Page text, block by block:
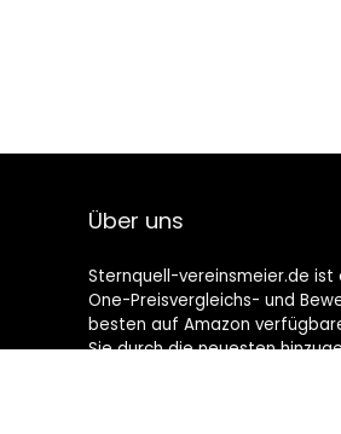
Über uns
Sternquell-vereinsmeier.de
One-Preisvergleichs- und
besten auf Amazon
Sie durch die neuesten